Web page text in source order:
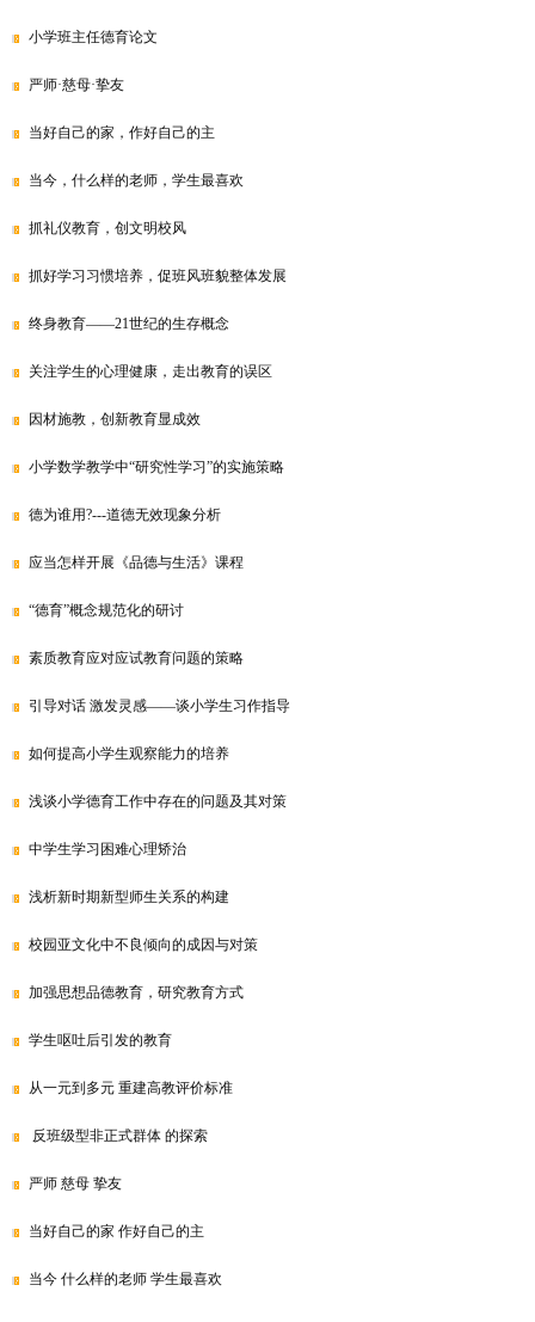
小学班主任德育论文
严师·慈母·挚友
当好自己的家，作好自己的主
当今，什么样的老师，学生最喜欢
抓礼仪教育，创文明校风
抓好学习习惯培养，促班风班貌整体发展
终身教育——21世纪的生存概念
关注学生的心理健康，走出教育的误区
因材施教，创新教育显成效
小学数学教学中“研究性学习”的实施策略
德为谁用?---道德无效现象分析
应当怎样开展《品德与生活》课程
“德育”概念规范化的研讨
素质教育应对应试教育问题的策略
引导对话 激发灵感——谈小学生习作指导
如何提高小学生观察能力的培养
浅谈小学德育工作中存在的问题及其对策
中学生学习困难心理矫治
浅析新时期新型师生关系的构建
校园亚文化中不良倾向的成因与对策
加强思想品德教育，研究教育方式
学生呕吐后引发的教育
从一元到多元 重建高教评价标准
反班级型非正式群体 的探索
严师 慈母 挚友
当好自己的家 作好自己的主
当今 什么样的老师 学生最喜欢